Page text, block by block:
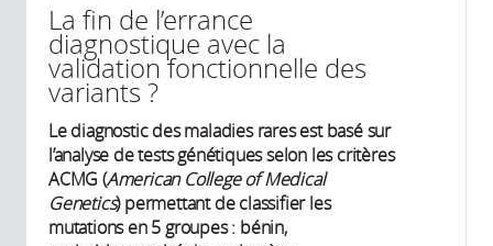
La fin de l’errance
diagnostique avec la
validation fonctionnelle des
variants ?
Le diagnostic des maladies rares est basé sur
l’analyse de tests génétiques selon les critères
ACMG (American College of Medical
Genetics) permettant de classifier les
mutations en 5 groupes : bénin,